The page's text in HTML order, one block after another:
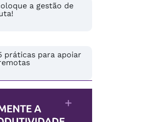
a gestão de
práticas para apoiar